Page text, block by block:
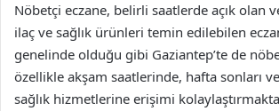
Nöbetçi eczane, belirli saatlerde açık olan
ilaç ve sağlık ürünleri temin edilebilen
genelinde olduğu gibi Gaziantep’te de
özellikle akşam saatlerinde, hafta sonları
sağlık hizmetlerine erişimi